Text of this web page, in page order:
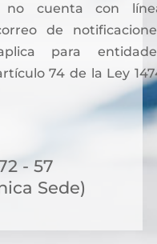
cuenta con
de
para
74 de la Ley
otros trámites y
notariales, hoy
financieras
personas optan por
- 57
Sede)